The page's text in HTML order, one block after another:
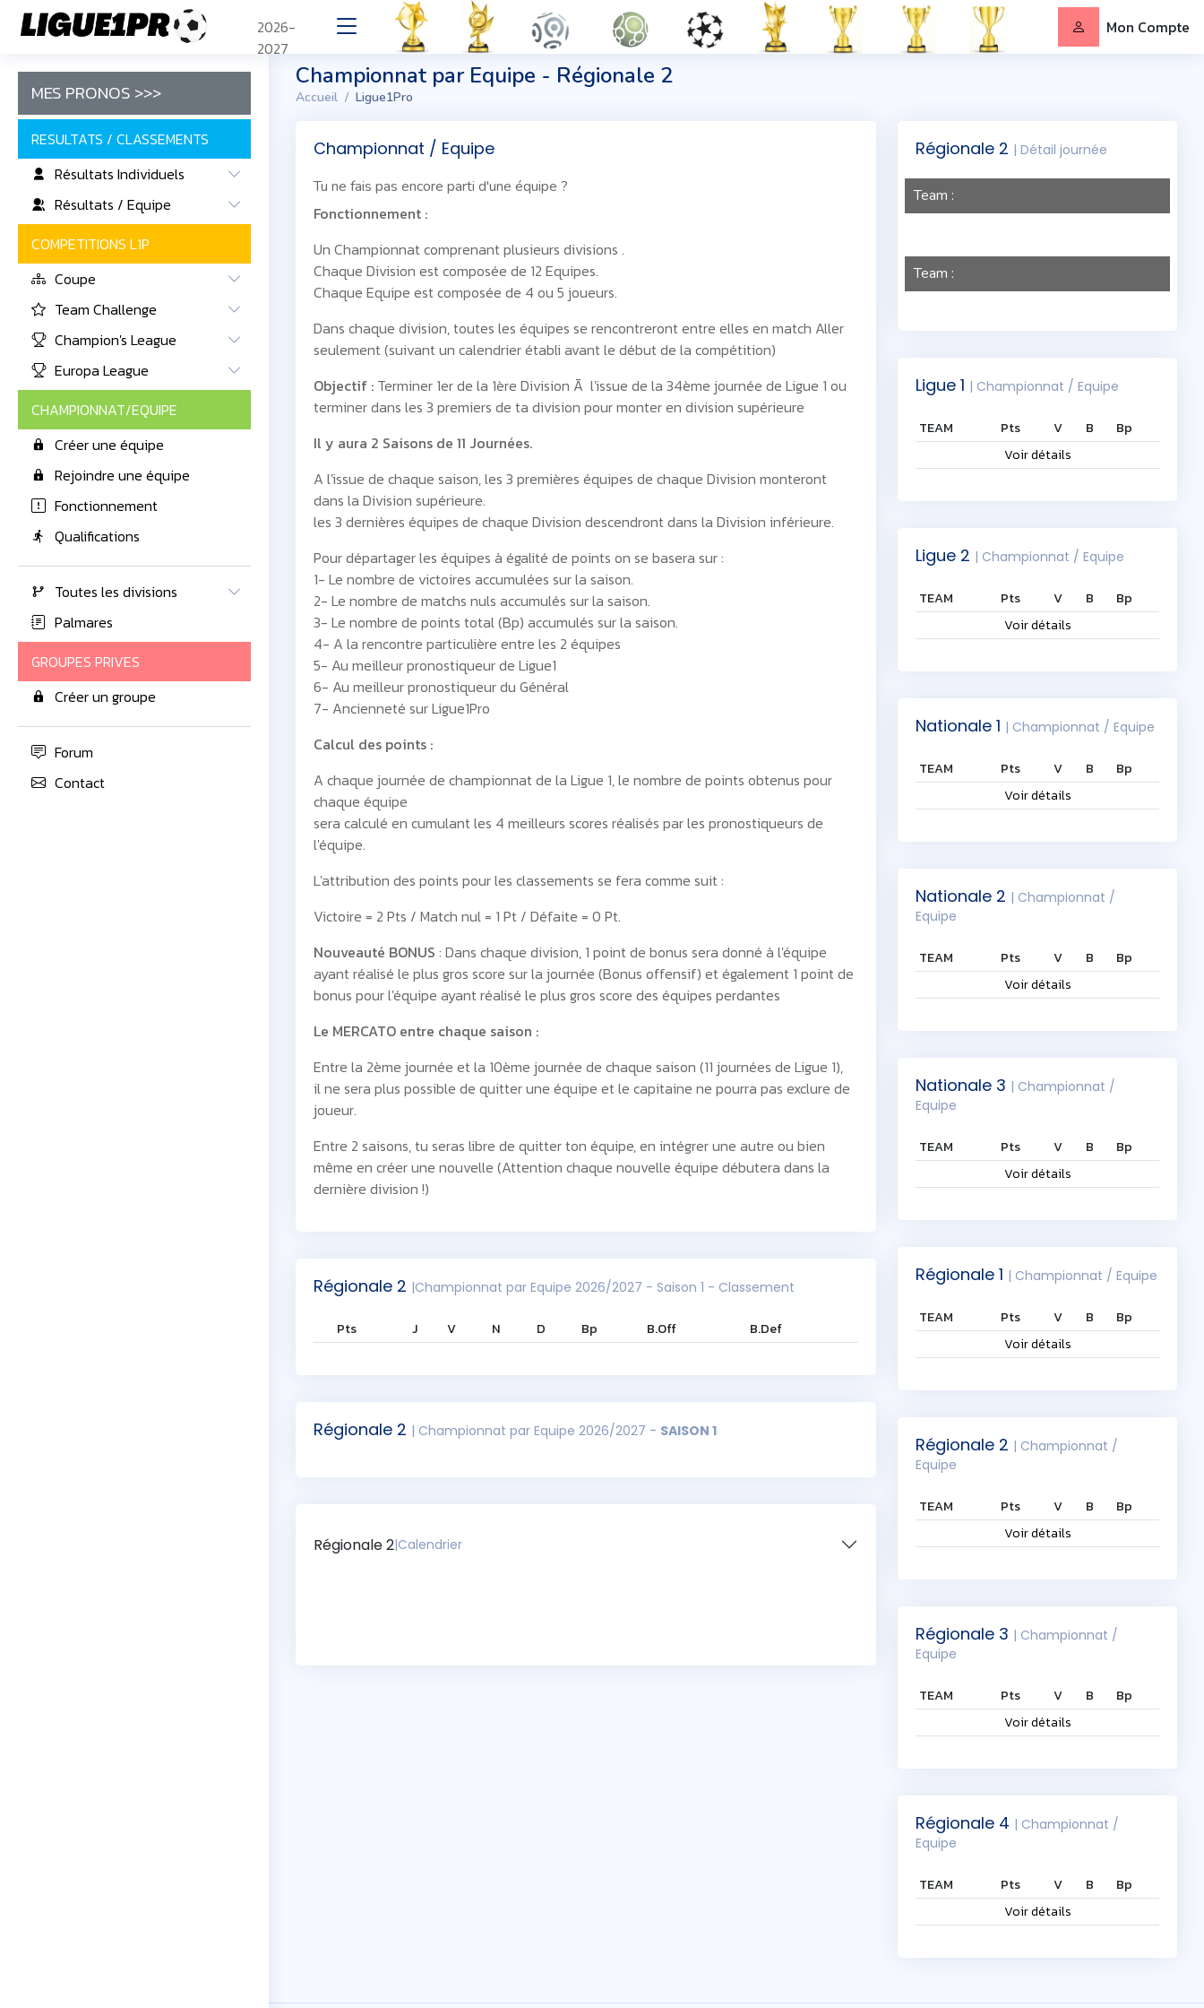
MES PRONOS >>>
RESULTATS / CLASSEMENTS
Résultats Individuels
Résultats / Equipe
COMPETITIONS L1P
Coupe
Team Challenge
Champion's League
Europa League
CHAMPIONNAT/EQUIPE
Créer une équipe
Rejoindre une équipe
Fonctionnement
Qualifications
Toutes les divisions
Palmares
GROUPES PRIVES
Créer un groupe
Forum
Contact
Championnat par Equipe - Régionale 2
Accueil Ligue1Pro
2026-
2027
Mon Compte
Championnat / Equipe
Tu ne fais pas encore parti d'une équipe ?
Fonctionnement :
Un Championnat comprenant plusieurs divisions .
Chaque Division est composée de 12 Equipes.
Chaque Equipe est composée de 4 ou 5 joueurs.
Dans chaque division, toutes les équipes se rencontreront entre elles en match Aller
seulement (suivant un calendrier établi avant le début de la compétition)
Objectif : Terminer 1er de la 1ère Division Ã l'issue de la 34ème journée de Ligue 1 ou
terminer dans les 3 premiers de ta division pour monter en division supérieure
Il y aura 2 Saisons de 11 Journées.
A l'issue de chaque saison, les 3 premières équipes de chaque Division monteront
dans la Division supérieure.
les 3 dernières équipes de chaque Division descendront dans la Division inférieure.
Pour départager les équipes à égalité de points on se basera sur :
1- Le nombre de victoires accumulées sur la saison.
2- Le nombre de matchs nuls accumulés sur la saison.
3- Le nombre de points total (Bp) accumulés sur la saison.
4- A la rencontre particulière entre les 2 équipes
5- Au meilleur pronostiqueur de Ligue1
6- Au meilleur pronostiqueur du Général
7- Ancienneté sur Ligue1Pro
Calcul des points :
A chaque journée de championnat de la Ligue 1, le nombre de points obtenus pour
chaque équipe
sera calculé en cumulant les 4 meilleurs scores réalisés par les pronostiqueurs de
l'équipe.
L'attribution des points pour les classements se fera comme suit :
Victoire = 2 Pts / Match nul = 1 Pt / Défaite = 0 Pt.
Nouveauté BONUS : Dans chaque division, 1 point de bonus sera donné à l'équipe
ayant réalisé le plus gros score sur la journée (Bonus offensif) et également 1 point de
bonus pour l'équipe ayant réalisé le plus gros score des équipes perdantes
Le MERCATO entre chaque saison :
Entre la 2ème journée et la 10ème journée de chaque saison (11 journées de Ligue 1),
il ne sera plus possible de quitter une équipe et le capitaine ne pourra pas exclure de
joueur.
Entre 2 saisons, tu seras libre de quitter ton équipe, en intégrer une autre ou bien
même en créer une nouvelle (Attention chaque nouvelle équipe débutera dans la
dernière division !)
Régionale 2 |Championnat par Equipe 2026/2027 - Saison 1 - Classement
Pts J V N D Bp B.Off B.Def
Régionale 2 | Championnat par Equipe 2026/2027 - SAISON 1
Régionale 2|Calendrier
Régionale 2 | Détail journée
Team :
Team :
Ligue 1 | Championnat / Equipe
TEAM Pts V B
Bp
Voir détails
Ligue 2 | Championnat / Equipe
TEAM Pts V B
Bp
Voir détails
Nationale 1 | Championnat / Equipe
TEAM Pts V B
Bp
Voir détails
Nationale 2 | Championnat /
Equipe
TEAM Pts V B
Bp
Voir détails
Nationale 3 | Championnat /
Equipe
TEAM Pts V B
Bp
Voir détails
Régionale 1 | Championnat / Equipe
TEAM Pts V B
Bp
Voir détails
Régionale 2 | Championnat /
Equipe
TEAM Pts V B
Bp
Voir détails
Régionale 3 | Championnat /
Equipe
TEAM Pts V B
Bp
Voir détails
Régionale 4 | Championnat /
Equipe
TEAM Pts V B
Bp
Voir détails